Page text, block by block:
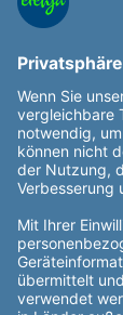
Preisalarm
Allgemeine
Rechtliches
Datenschutz
Impressum